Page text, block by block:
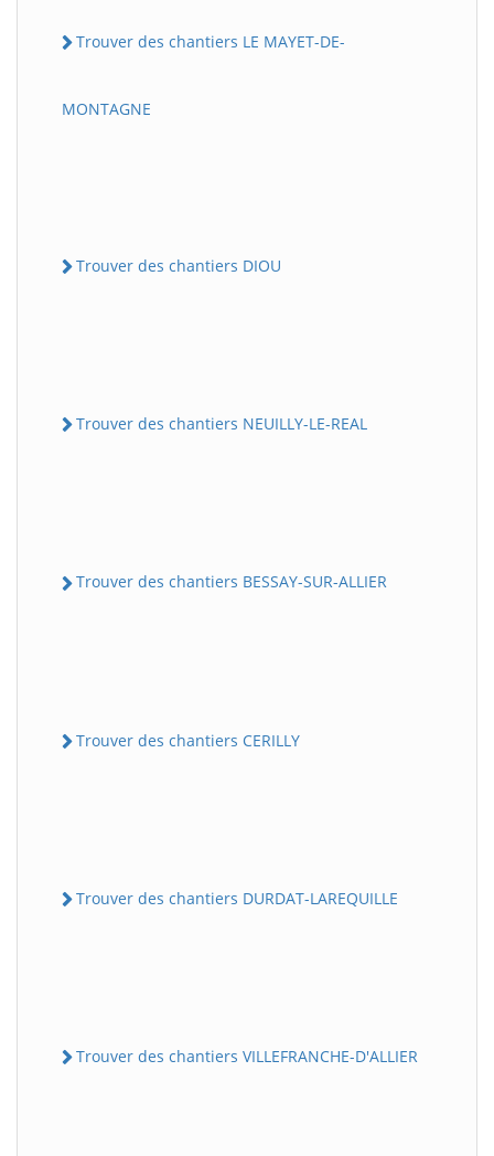
Trouver des chantiers LE MAYET-DE-
MONTAGNE
Trouver des chantiers DIOU
Trouver des chantiers NEUILLY-LE-REAL
Trouver des chantiers BESSAY-SUR-ALLIER
Trouver des chantiers CERILLY
Trouver des chantiers DURDAT-LAREQUILLE
Trouver des chantiers VILLEFRANCHE-D'ALLIER